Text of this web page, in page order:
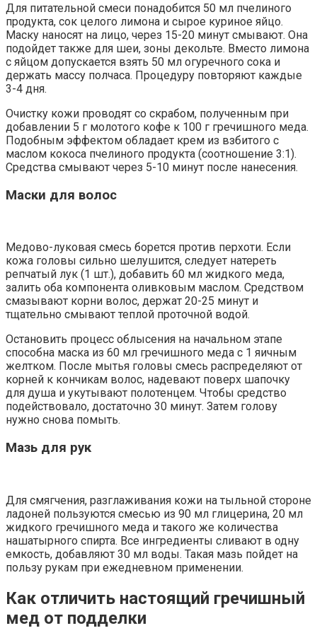
Для питательной смеси понадобится 50 мл пчелиного
продукта, сок целого лимона и сырое куриное яйцо.
Маску наносят на лицо, через 15-20 минут смывают. Она
подойдет также для шеи, зоны декольте. Вместо лимона
с яйцом допускается взять 50 мл огуречного сока и
держать массу полчаса. Процедуру повторяют каждые
3-4 дня.
Очистку кожи проводят со скрабом, полученным при
добавлении 5 г молотого кофе к 100 г гречишного меда.
Подобным эффектом обладает крем из взбитого с
маслом кокоса пчелиного продукта (соотношение 3:1).
Средства смывают через 5-10 минут после нанесения.
Маски для волос
Медово-луковая смесь борется против перхоти. Если
кожа головы сильно шелушится, следует натереть
репчатый лук (1 шт.), добавить 60 мл жидкого меда,
залить оба компонента оливковым маслом. Средством
смазывают корни волос, держат 20-25 минут и
тщательно смывают теплой проточной водой.
Остановить процесс облысения на начальном этапе
способна маска из 60 мл гречишного меда с 1 яичным
желтком. После мытья головы смесь распределяют от
корней к кончикам волос, надевают поверх шапочку
для душа и укутывают полотенцем. Чтобы средство
подействовало, достаточно 30 минут. Затем голову
нужно снова помыть.
Мазь для рук
Для смягчения, разглаживания кожи на тыльной стороне
ладоней пользуются смесью из 90 мл глицерина, 20 мл
жидкого гречишного меда и такого же количества
нашатырного спирта. Все ингредиенты сливают в одну
емкость, добавляют 30 мл воды. Такая мазь пойдет на
пользу рукам при ежедневном применении.
Как отличить настоящий гречишный
мед от подделки